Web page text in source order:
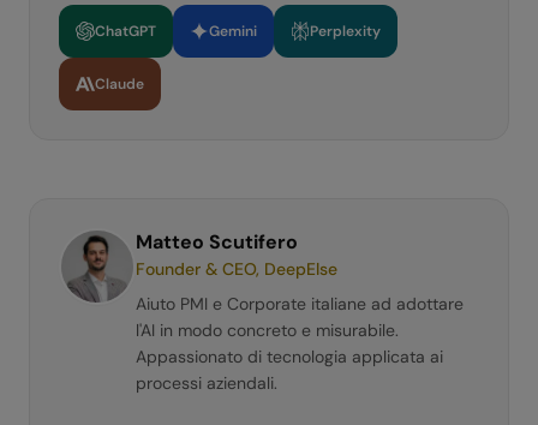
ChatGPT Gemini Perplexity
Claude
Matteo Scutifero
Founder & CEO, DeepElse
Aiuto PMI e Corporate italiane ad adottare
l'AI in modo concreto e misurabile.
Appassionato di tecnologia applicata ai
processi aziendali.